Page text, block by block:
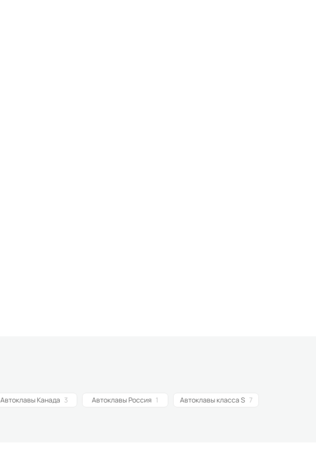
Автоклавы Канада 3 Автоклавы Россия 1 Автоклавы класса S 7